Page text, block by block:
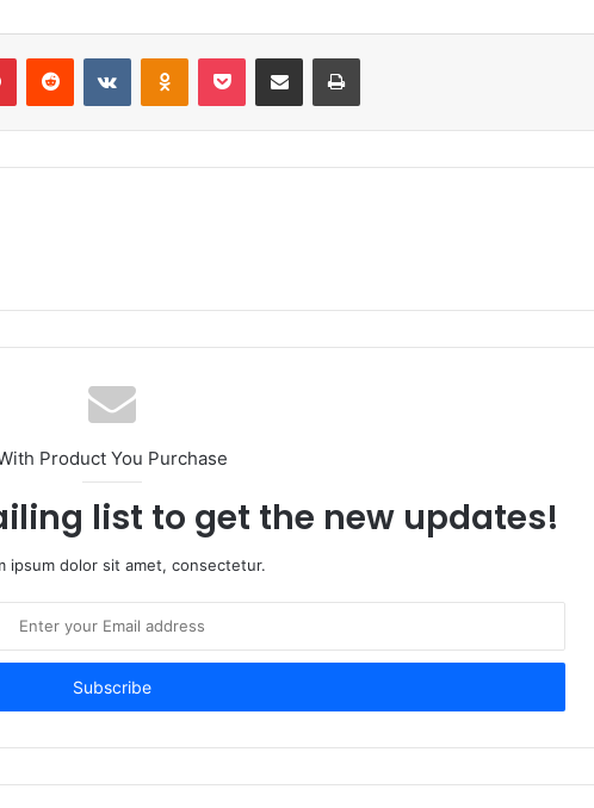
Product You Purchase
list to get the new updates!
ipsum dolor sit amet, consectetur.